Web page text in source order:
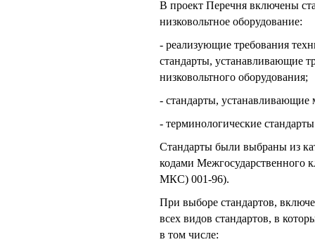
В проект Перечня включены
низковольтное оборудование:
- реализующие требования
стандарты, устанавливающие
низковольтного оборудования;
- стандарты,
- терминологические
Стандарты были выбраны из
кодами
МКС) 001-96).
При выборе стандартов,
всех видов стандартов, в
в том числе: